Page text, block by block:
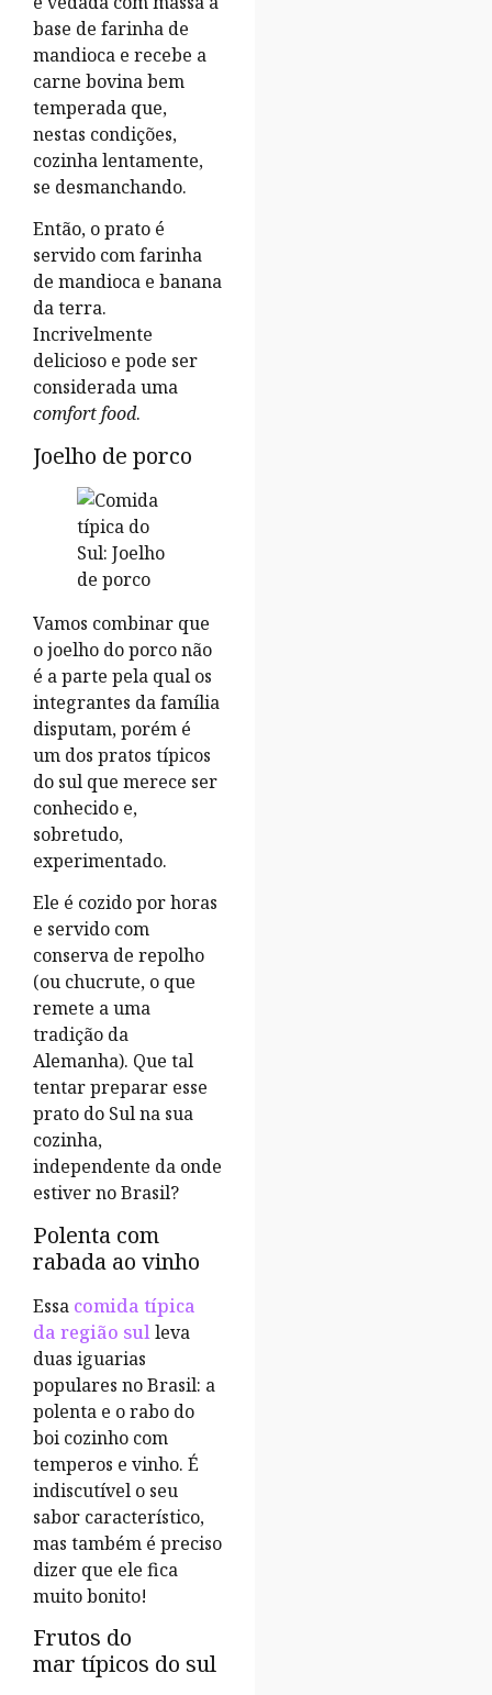
base de farinha de
mandioca e recebe a
carne bovina bem
temperada que,
nestas condições,
cozinha lentamente,
se desmanchando.
Então, o prato é
servido com farinha
de mandioca e banana
da terra.
Incrivelmente
delicioso e pode ser
considerada uma
comfort food.
Joelho de porco
Vamos combinar que
o joelho do porco não
é a parte pela qual os
integrantes da família
disputam, porém é
um dos pratos típicos
do sul que merece ser
conhecido e,
sobretudo,
experimentado.
Ele é cozido por horas
e servido com
conserva de repolho
(ou chucrute, o que
remete a uma
tradição da
Alemanha). Que tal
tentar preparar esse
prato do Sul na sua
cozinha,
independente da onde
estiver no Brasil?
Polenta com
rabada ao vinho
Essa comida típica
da região sulleva
duas iguarias
populares no Brasil: a
polenta e o rabo do
boi cozinho com
temperos e vinho. É
indiscutível o seu
sabor característico,
mas também é preciso
dizer que ele fica
muito bonito!
Frutos do
mar típicos do sul